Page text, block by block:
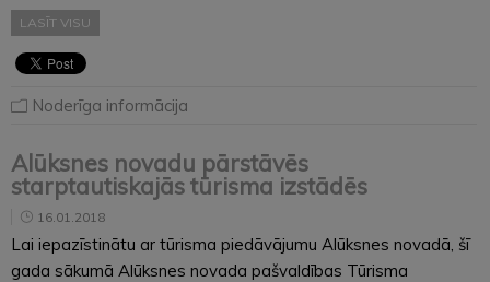
LASĪT VISU
Noderīga informācija
Alūksnes novadu pārstāvēs
starptautiskajās tūrisma izstādēs
16.01.2018
Lai iepazīstinātu ar tūrisma piedāvājumu Alūksnes novadā, šī
gada sākumā Alūksnes novada pašvaldības Tūrisma